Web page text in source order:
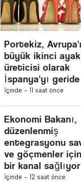
Portekiz,
büyük ikinci
üreticisi olarak
İspanya'yı geride
İçinde - 11 saat önce
Ekonomi Bakanı,
düzenlenmiş
entegrasyonu
ve göçmenler için
bir kanal sağlıyor
İçinde - 12 saat önce